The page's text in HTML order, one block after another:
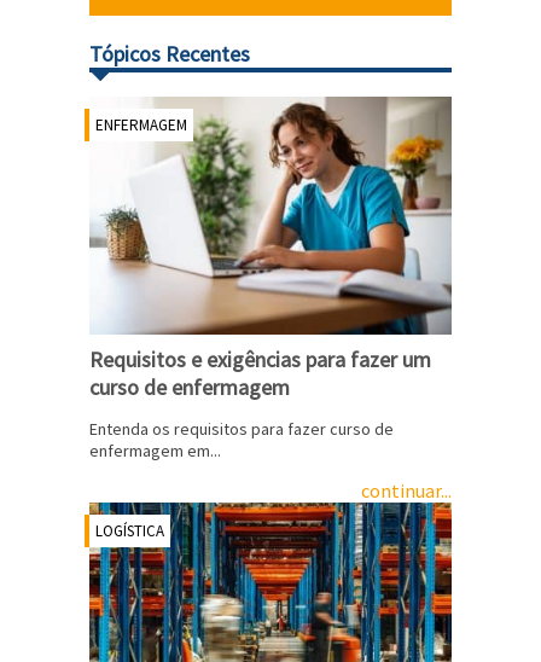
Tópicos Recentes
ENFERMAGEM
Requisitos e exigências para fazer um
curso de enfermagem
Entenda os requisitos para fazer curso de
enfermagem em...
continuar...
LOGÍSTICA